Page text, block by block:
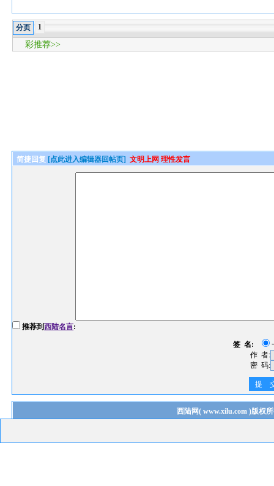
分页 1
彩推荐>>
简捷回复 [点此进入编辑器回帖页] 文明上网 理性发言
推荐到西陆名言:
签 名:
作 者:
密 码:
提
西陆网( www.xilu.com)版权